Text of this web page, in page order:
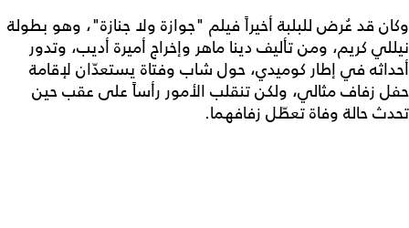
وكان قد عُرض للبلبة أخيراً فيلم "جوازة ولا جنازة"، وهو بطولة
نيللي كريم، ومن تأليف دينا ماهر وإخراج أميرة أديب، وتدور
أحداثه في إطار كوميدي، حول شاب وفتاة يستعدّان لإقامة
حفل زفاف مثالي، ولكن تنقلب الأمور رأساً على عقب حين
تحدث حالة وفاة تعطّل زفافهما.